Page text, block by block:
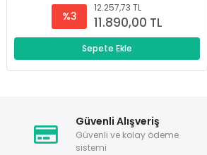
%3
12.257,73 TL
11.890,00 TL
Sepete Ekle
Güvenli Alışveriş
Güvenli ve kolay ödeme
sistemi